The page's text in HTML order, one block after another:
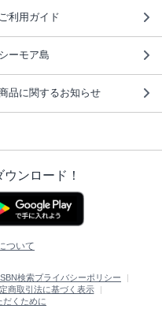
ご利用ガイド
シーモア島
品に関するお知らせ
ンロード！
ついて
ISBN検索プライバシーポリシー
商取引法に基づく表示
だくために